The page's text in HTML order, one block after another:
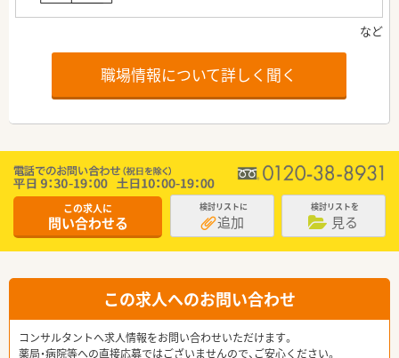
職場情報について詳しく聞く
この求人に
問い合わせる
検討リストに
追加
検討リストを
見る
この求人へのお問い合わせ
コンサルタントへ求人情報をお問い合わせいただけます。
薬局・病院等への直接応募ではございませんので、ご安心ください。